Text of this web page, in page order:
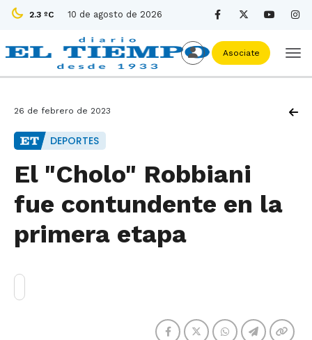
2.3 ºC 10 de agosto de 2026
Asociate
26 de febrero de 2023
DEPORTES
El "Cholo" Robbiani
fue contundente en la
primera etapa